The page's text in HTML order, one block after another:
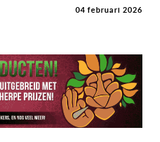
04 februari 2026